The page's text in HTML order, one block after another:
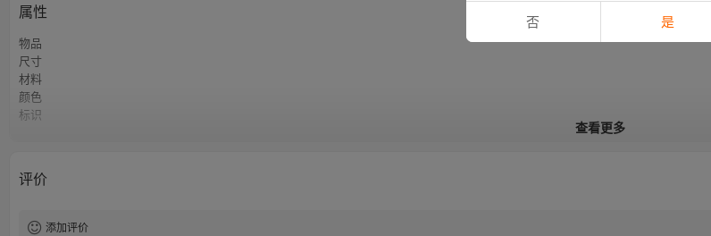
属性
物品
尺寸
材料
颜色
标识
查看更多
评价
添加评价
否 是